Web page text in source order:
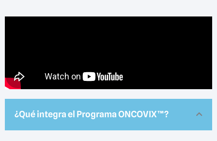
¿Qué integra el Programa ONCOVIX™?